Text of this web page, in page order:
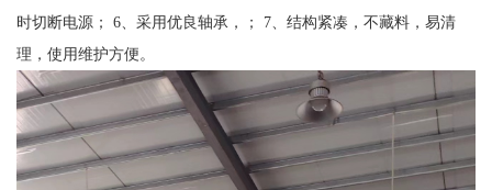
时切断电源； 6、采用优良轴承，； 7、结构紧凑，不藏料，易清
理，使用维护方便。